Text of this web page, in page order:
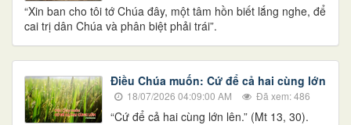
“Xin ban cho tôi tớ Chúa đây, một tâm hồn biết lắng nghe, để
cai trị dân Chúa và phân biệt phải trái”.
Điều Chúa muốn: Cứ để cả hai cùng lớn
18/07/2026 04:09:00 AM Đã xem: 486
“Cứ để cả hai cùng lớn lên.” (Mt 13, 30).